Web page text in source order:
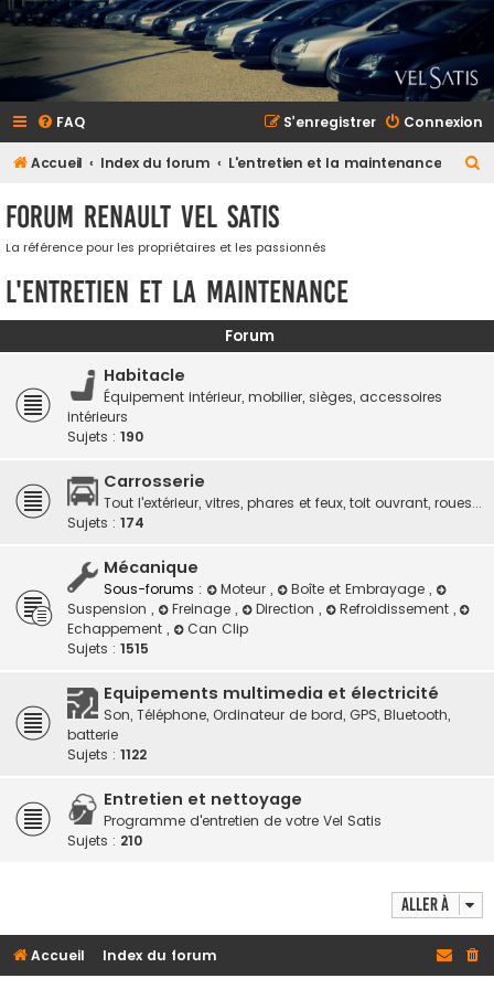
FAQ Connexion
S’enregistrer
Accueil Index du forum L'entretien et la maintenance
Forum Renault VEL SATIS
La référence pour les propriétaires et les passionnés
L'entretien et la maintenance
Forum
Habitacle
Équipement intérieur, mobilier, sièges, accessoires
intérieurs
Sujets : 190
Carrosserie
Tout l'extérieur, vitres, phares et feux, toit ouvrant, roues...
Sujets : 174
Mécanique
Sous-forums : Moteur , Boîte et Embrayage ,
Suspension , Freinage , Direction , Refroidissement ,
Echappement ,
Can Clip
Sujets : 1515
Equipements multimedia et électricité
Son, Téléphone, Ordinateur de bord, GPS, Bluetooth,
batterie
Sujets : 1122
Entretien et nettoyage
Programme d'entretien de votre Vel Satis
Sujets : 210
Aller à
Accueil Index du forum